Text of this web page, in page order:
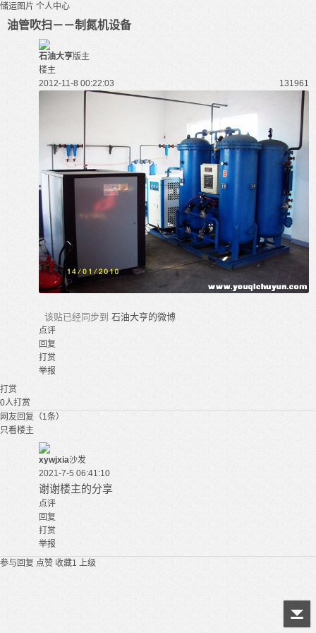
储运图片 个人中心
油管吹扫－－制氮机设备
石油大亨版主
楼主
2012-11-8 00:22:03
131961
该贴已经同步到 石油大亨的微博
点评
回复
打赏
举报
打赏
0人打赏
网友回复（1条）
只看楼主
xywjxia沙发
2021-7-5 06:41:10
谢谢楼主的分享
点评
回复
打赏
举报
参与回复 点赞 收藏1 上级